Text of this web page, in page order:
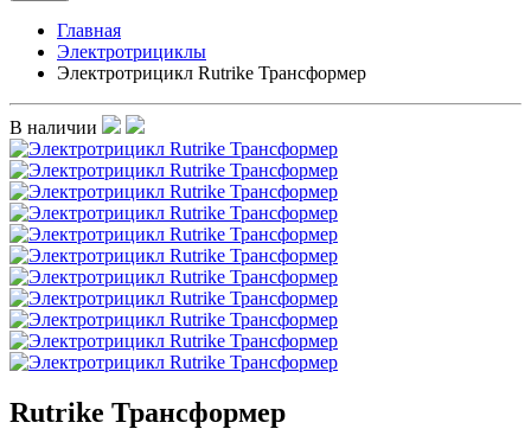
Главная
Электротрициклы
Электротрицикл Rutrike Трансформер
В наличии
Rutrike Трансформер